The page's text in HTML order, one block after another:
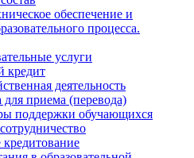
обеспечение и
процесса.
услуги
кредит
деятельность
приема (перевода)
поддержки обучающихся
кредитование